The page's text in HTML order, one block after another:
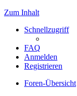
Zum Inhalt
Schnellzugriff
FAQ
Anmelden
Registrieren
Foren-Übersicht